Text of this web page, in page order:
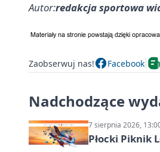
Autor:redakcja sportowa
Zaobserwuj nas! Facebook
Nadchodzące
7 sierpnia 2026,
Płocki Piknik